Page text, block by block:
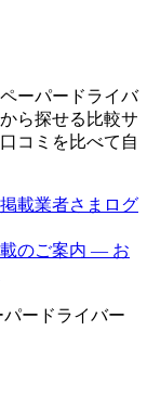
ーパードライバ
ら探せる比較サ
コミを比べて自
掲載業者さまログ
のご案内 — お
ードライバー